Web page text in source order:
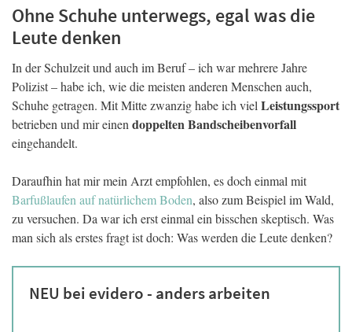
Ohne Schuhe unterwegs, egal was die
Leute denken
In der Schulzeit und auch im Beruf – ich war mehrere Jahre
Polizist – habe ich, wie die meisten anderen Menschen auch,
Schuhe getragen. Mit Mitte zwanzig habe ich viel Leistungssport
betrieben und mir einen doppelten Bandscheibenvorfall
eingehandelt.
Daraufhin hat mir mein Arzt empfohlen, es doch einmal mit
Barfußlaufen auf natürlichem Boden, also zum Beispiel im Wald,
zu versuchen. Da war ich erst einmal ein bisschen skeptisch. Was
man sich als erstes fragt ist doch: Was werden die Leute denken?
NEU bei evidero - anders arbeiten